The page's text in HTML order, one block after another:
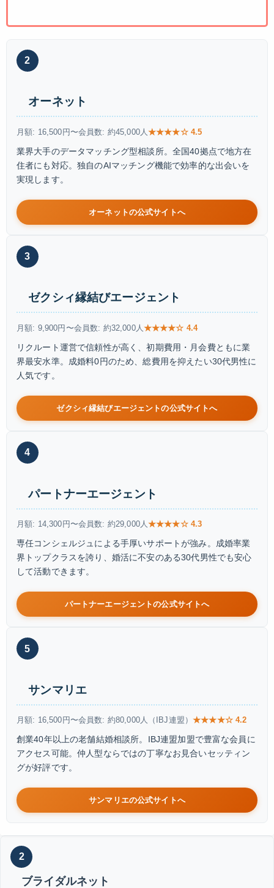
2
オーネット
月額: 16,500円〜会員数: 約45,000人★★★★☆ 4.5
業界大手のデータマッチング型相談所。全国40拠点で地方在
住者にも対応。独自のAIマッチング機能で効率的な出会いを
実現します。
オーネットの公式サイトへ
3
ゼクシィ縁結びエージェント
月額: 9,900円〜会員数: 約32,000人 ★★★★☆ 4.4
リクルート運営で信頼性が高く、初期費用・月会費ともに業
界最安水準。成婚料0円のため、総費用を抑えたい30代男性に
人気です。
ゼクシィ縁結びエージェントの公式サイトへ
4
パートナーエージェント
月額: 14,300円〜会員数: 約29,000人★★★★☆ 4.3
専任コンシェルジュによる手厚いサポートが強み。成婚率業
界トップクラスを誇り、婚活に不安のある30代男性でも安心
して活動できます。
パートナーエージェントの公式サイトへ
5
サンマリエ
月額: 16,500円〜会員数: 約80,000人（IBJ連盟）★★★★☆ 4.2
創業40年以上の老舗結婚相談所。IBJ連盟加盟で豊富な会員に
アクセス可能。仲人型ならではの丁寧なお見合いセッティン
グが好評です。
サンマリエの公式サイトへ
2
ブライダルネット